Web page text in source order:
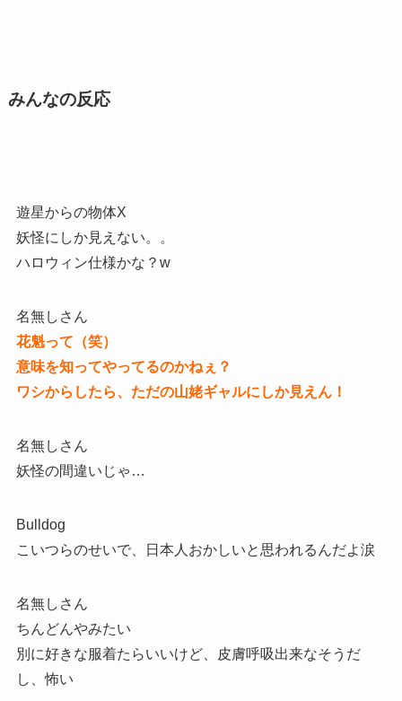
みんなの反応
遊星からの物体X
妖怪にしか見えない。。
ハロウィン仕様かな？w
名無しさん
花魁って（笑）
意味を知ってやってるのかねぇ？
ワシからしたら、ただの山姥ギャルにしか見えん！
名無しさん
妖怪の間違いじゃ…
Bulldog
こいつらのせいで、日本人おかしいと思われるんだよ涙
名無しさん
ちんどんやみたい
別に好きな服着たらいいけど、皮膚呼吸出来なそうだ
し、怖い